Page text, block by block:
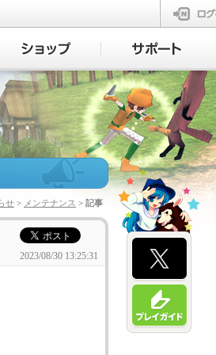
せ > メンテナンス > 記事
2023/08/30 13:25:31